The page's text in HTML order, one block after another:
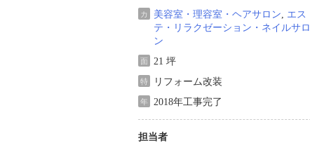
カ 美容室・理容室・ヘアサロン, エス
テ・リラクゼーション・ネイルサロ
ン
面 21 坪
特 リフォーム改装
年 2018年工事完了
担当者